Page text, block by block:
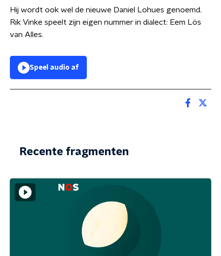
Hij wordt ook wel de nieuwe Daniel Lohues genoemd.
Rik Vinke speelt zijn eigen nummer in dialect: Eem Lös
van Alles.
Speel audio af
Recente fragmenten